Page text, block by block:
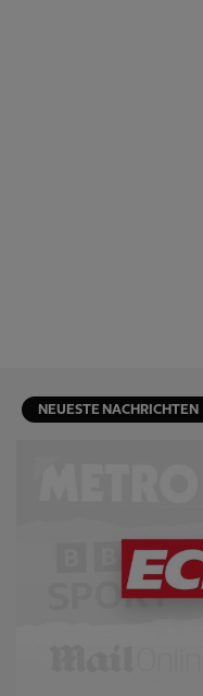
NEUESTE NACHRICHTEN